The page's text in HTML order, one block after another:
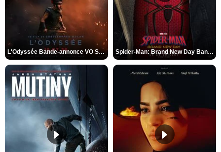
L'Odyssée Bande-annonce VO STFR Spider-Man: Brand New Day Bande-annonce VO STFR